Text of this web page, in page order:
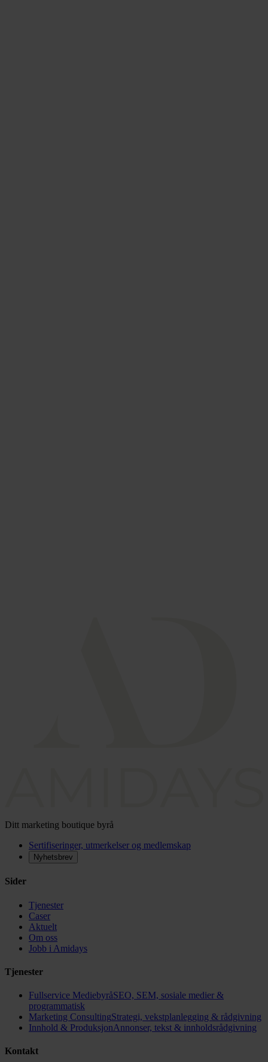
Ditt marketing boutique byrå
Sertifiseringer, utmerkelser og medlemskap
Nyhetsbrev
Sider
Tjenester
Caser
Aktuelt
Om oss
Jobb i Amidays
Tjenester
Fullservice MediebyråSEO, SEM, sosiale medier &
programmatisk
Marketing ConsultingStrategi, vekstplanlegging & rådgivning
Innhold & ProduksjonAnnonser, tekst & innholdsrådgivning
Kontakt